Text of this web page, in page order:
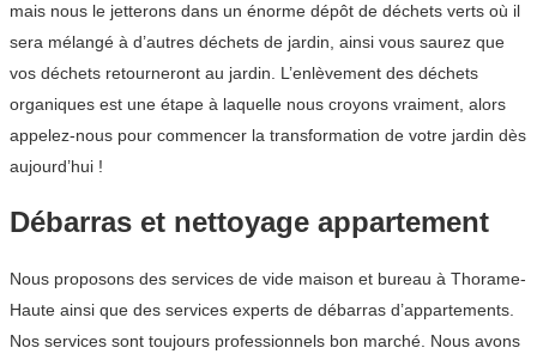
mais nous le jetterons dans un énorme dépôt de déchets verts où il
sera mélangé à d’autres déchets de jardin, ainsi vous saurez que
vos déchets retourneront au jardin. L’enlèvement des déchets
organiques est une étape à laquelle nous croyons vraiment, alors
appelez-nous pour commencer la transformation de votre jardin dès
aujourd’hui !
Débarras et nettoyage appartement
Nous proposons des services de vide maison et bureau à Thorame-
Haute ainsi que des services experts de débarras d’appartements.
Nos services sont toujours professionnels bon marché. Nous avons